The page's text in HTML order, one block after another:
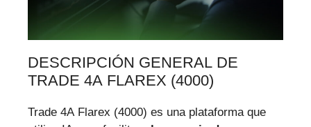
DESCRIPCIÓN GENERAL DE
TRADE 4A FLAREX (4000)
Trade 4A Flarex (4000) es una plataforma que